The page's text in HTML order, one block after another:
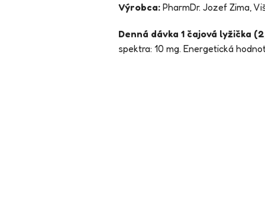
Výrobca: PharmDr. Jozef Zima,
Denná dávka 1 čajová lyžička
spektra: 10 mg. Energetická